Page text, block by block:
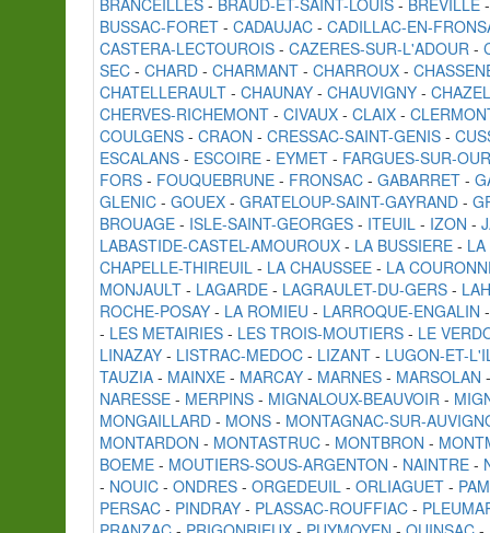
BRANCEILLES - BRAUD-ET-SAINT-LOUIS - BREVILLE
BUSSAC-FORET - CADAUJAC - CADILLAC-EN-
CASTERA-LECTOUROIS - CAZERES-SUR-L'ADOUR -
SEC - CHARD - CHARMANT - CHARROUX -
CHATELLERAULT - CHAUNAY - CHAUVIGNY -
CHERVES-RICHEMONT - CIVAUX - CLAIX -
COULGENS - CRAON - CRESSAC-SAINT-GENIS -
ESCALANS - ESCOIRE - EYMET - FARGUES-SUR-
FORS - FOUQUEBRUNE - FRONSAC - GABARRET -
GLENIC - GOUEX - GRATELOUP-SAINT-GAYRAND -
BROUAGE - ISLE-SAINT-GEORGES - ITEUIL - IZON -
LABASTIDE-CASTEL-AMOUROUX - LA BUSSIERE -
CHAPELLE-THIREUIL - LA CHAUSSEE - LA
MONJAULT - LAGARDE - LAGRAULET-DU-GERS -
ROCHE-POSAY - LA ROMIEU - LARROQUE-ENGALIN
- LES METAIRIES - LES TROIS-MOUTIERS - LE
LINAZAY - LISTRAC-MEDOC - LIZANT - LUGON-ET-
TAUZIA - MAINXE - MARCAY - MARNES - MARSOLAN
NARESSE - MERPINS - MIGNALOUX-BEAUVOIR -
MONGAILLARD - MONS - MONTAGNAC-SUR-
MONTARDON - MONTASTRUC - MONTBRON -
BOEME - MOUTIERS-SOUS-ARGENTON - NAINTRE -
- NOUIC - ONDRES - ORGEDEUIL - ORLIAGUET -
PERSAC - PINDRAY - PLASSAC-ROUFFIAC -